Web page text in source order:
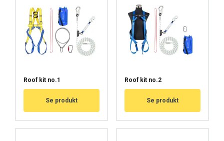
Roof kit no.1
Se produkt
Roof kit no.2
Se produkt